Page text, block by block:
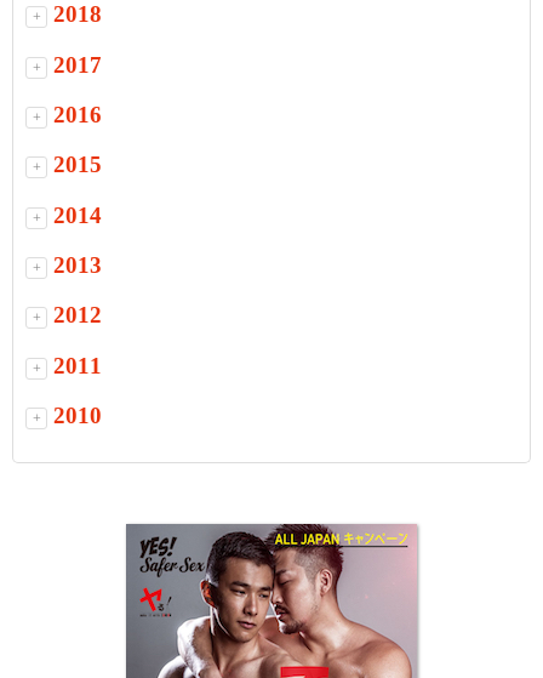
+ 2018
+ 2017
+ 2016
+ 2015
+ 2014
+ 2013
+ 2012
+ 2011
+ 2010